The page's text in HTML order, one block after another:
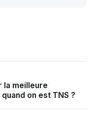
la meilleure
on est TNS ?